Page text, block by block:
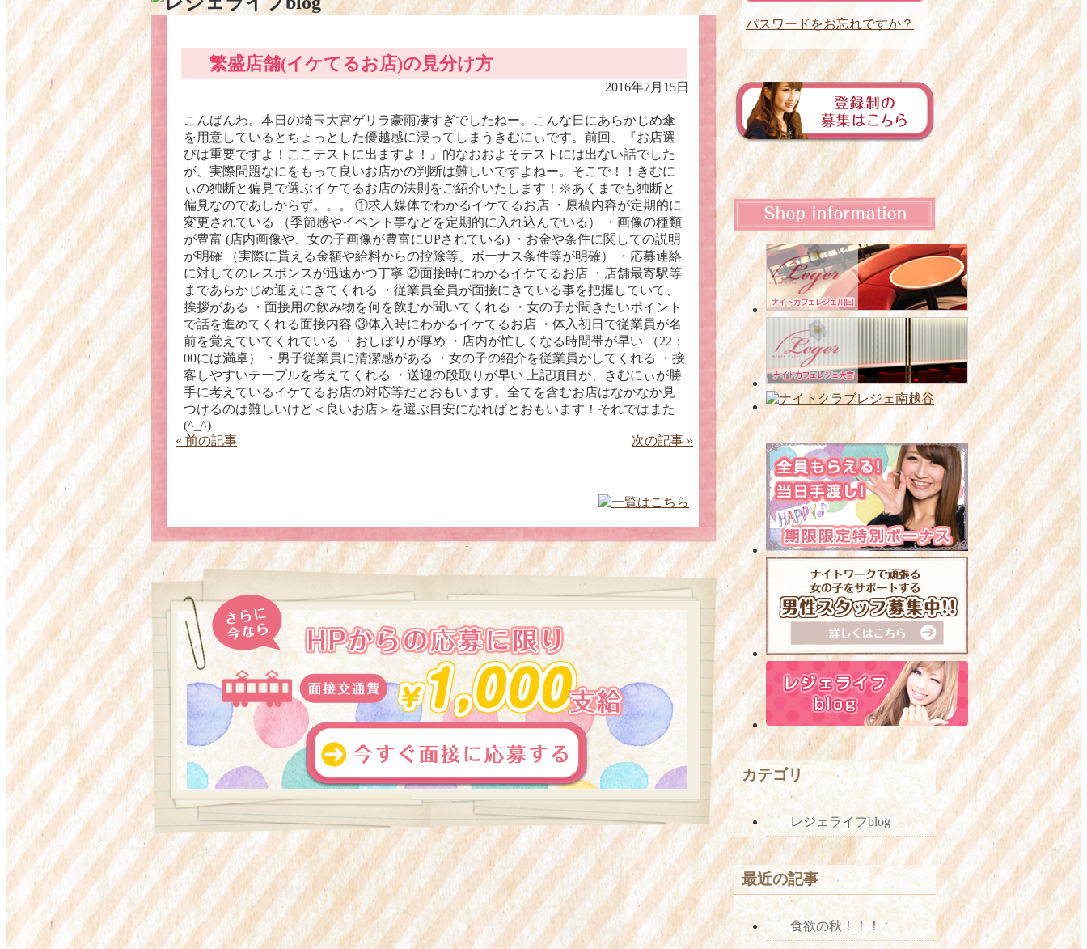
繁盛店舗(イケてるお店)の見分け方
2016年7月15日
こんばんわ。本日の埼玉大宮ゲリラ豪雨凄すぎでしたねー。こんな日にあらかじめ傘
を用意しているとちょっとした優越感に浸ってしまうきむにぃです。前回、『お店選
びは重要ですよ！ここテストに出ますよ！』的なおおよそテストには出ない話でした
が、実際問題なにをもって良いお店かの判断は難しいですよねー。そこで！！きむに
ぃの独断と偏見で選ぶイケてるお店の法則をご紹介いたします！※あくまでも独断と
偏見なのであしからず。。。 ①求人媒体でわかるイケてるお店 ・原稿内容が定期的に
変更されている （季節感やイベント事などを定期的に入れ込んでいる） ・画像の種類
が豊富 (店内画像や、女の子画像が豊富にUPされている) ・お金や条件に関しての説明
が明確 （実際に貰える金額や給料からの控除等、ボーナス条件等が明確） ・応募連絡
に対してのレスポンスが迅速かつ丁寧 ②面接時にわかるイケてるお店 ・店舗最寄駅等
まであらかじめ迎えにきてくれる ・従業員全員が面接にきている事を把握していて、
挨拶がある ・面接用の飲み物を何を飲むか聞いてくれる ・女の子が聞きたいポイント
で話を進めてくれる面接内容 ③体入時にわかるイケてるお店 ・体入初日で従業員が名
前を覚えていてくれている ・おしぼりが厚め ・店内が忙しくなる時間帯が早い （22：
00には満卓） ・男子従業員に清潔感がある ・女の子の紹介を従業員がしてくれる ・接
客しやすいテーブルを考えてくれる ・送迎の段取りが早い 上記項目が、きむにぃが勝
手に考えているイケてるお店の対応等だとおもいます。全てを含むお店はなかなか見
つけるのは難しいけど＜良いお店＞を選ぶ目安になればとおもいます！それではまた
(^_^)
« 前の記事
次の記事 »
パスワードをお忘れですか？
カテゴリ
レジェライフblog
最近の記事
食欲の秋！！！